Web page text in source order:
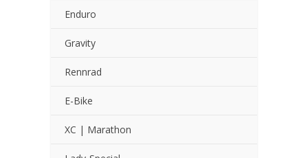
Enduro
Gravity
Rennrad
E-Bike
XC | Marathon